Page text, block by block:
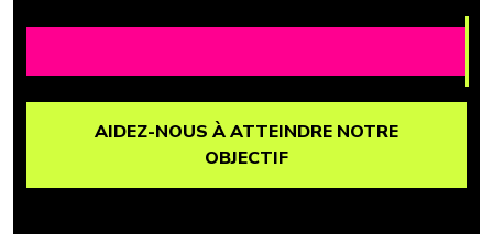
AIDEZ-NOUS À ATTEINDRE NOTRE
OBJECTIF